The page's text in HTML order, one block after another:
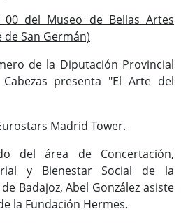
00 del Museo de Bellas Artes
San Germán)
de la Diputación Provincial
presenta "El Arte del
Madrid Tower.
del área de Concertación,
y Bienestar Social de la
Badajoz, Abel González asiste
la Fundación Hermes.